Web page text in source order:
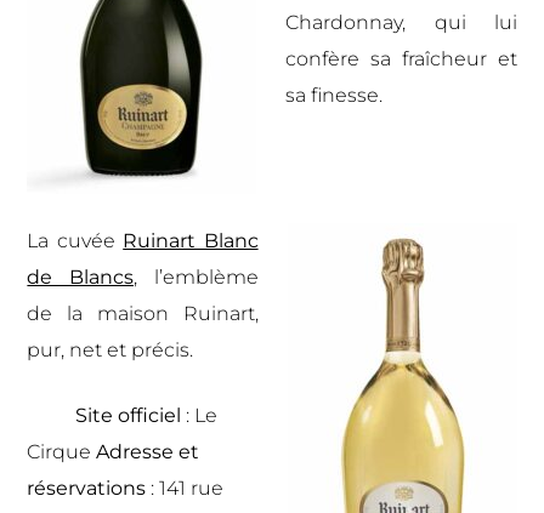
Chardonnay, qui lui
confère sa fraîcheur et
sa finesse.
La cuvée Ruinart Blanc
de Blancs, l’emblème
de la maison Ruinart,
pur, net et précis.
Site officiel : Le
Cirque Adresse et
réservations : 141 rue